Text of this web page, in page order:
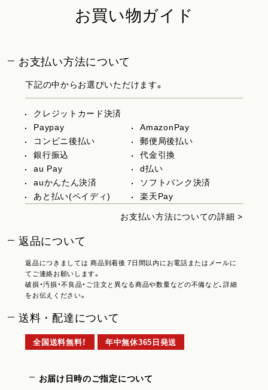
お買い物ガイド
お支払い方法について
下記の中からお選びいただけます。
クレジットカード決済
Paypay
AmazonPay
コンビニ後払い
郵便局後払い
銀行振込
代金引換
au Pay
d払い
auかんたん決済
ソフトバンク決済
あと払い(ペイディ)
楽天Pay
お支払い方法についての詳細 >
返品について
返品につきましては 商品到着後 7日間以内にお電話またはメールに
てご連絡お願いします。
破損・汚損・不良品・ご注文と異なる商品や数量などの不備など、詳細
をお伝えください。
送料・配達について
全国送料無料！ 年中無休365日発送
お届け日時のご指定について